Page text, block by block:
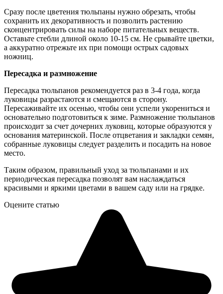
Сразу после цветения тюльпаны нужно обрезать, чтобы
сохранить их декоративность и позволить растению
сконцентрировать силы на наборе питательных веществ.
Оставьте стебли длиной около 10-15 см. Не срывайте цветки,
а аккуратно отрежьте их при помощи острых садовых
ножниц.
Пересадка и размножение
Пересадка тюльпанов рекомендуется раз в 3-4 года, когда
луковицы разрастаются и смещаются в сторону.
Пересаживайте их осенью, чтобы они успели укорениться и
основательно подготовиться к зиме. Размножение тюльпанов
происходит за счет дочерних луковиц, которые образуются у
основания материнской. После отцветания и закладки семян,
собранные луковицы следует разделить и посадить на новое
место.
Таким образом, правильный уход за тюльпанами и их
периодическая пересадка позволят вам наслаждаться
красивыми и яркими цветами в вашем саду или на грядке.
Оцените статью